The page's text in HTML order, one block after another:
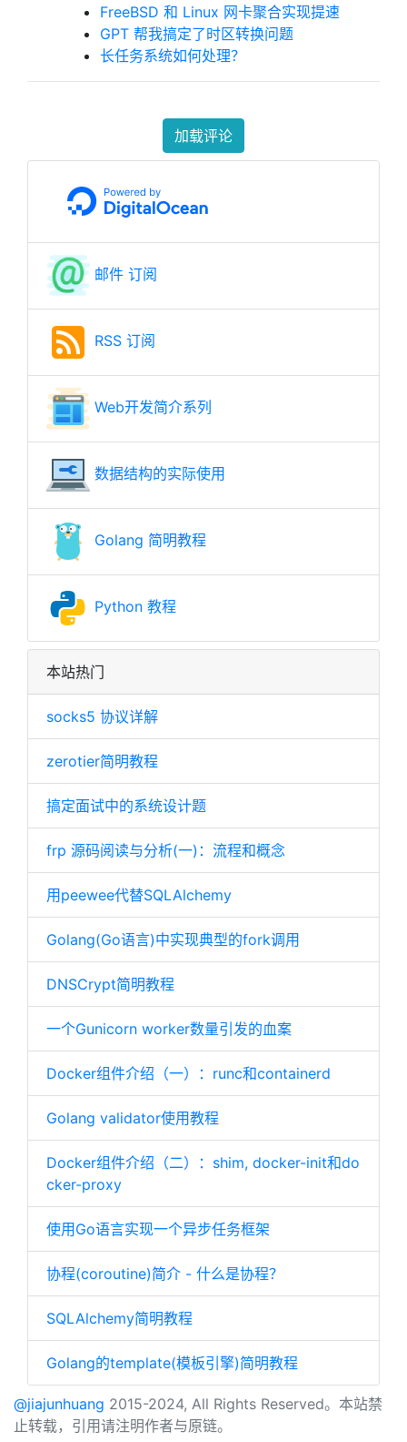
FreeBSD 和 Linux 网卡聚合实现提速
GPT 帮我搞定了时区转换问题
长任务系统如何处理？
加载评论
邮件 订阅
RSS 订阅
Web开发简介系列
数据结构的实际使用
Golang 简明教程
Python 教程
本站热门
socks5 协议详解
zerotier简明教程
搞定面试中的系统设计题
frp 源码阅读与分析(一)：流程和概念
用peewee代替SQLAlchemy
Golang(Go语言)中实现典型的fork调用
DNSCrypt简明教程
一个Gunicorn worker数量引发的血案
Docker组件介绍（一）：runc和containerd
Golang validator使用教程
Docker组件介绍（二）：shim, docker-init和do
cker-proxy
使用Go语言实现一个异步任务框架
协程(coroutine)简介 - 什么是协程？
SQLAlchemy简明教程
Golang的template(模板引擎)简明教程
@jiajunhuang 2015-2024, All Rights Reserved。本站禁
止转载，引用请注明作者与原链。